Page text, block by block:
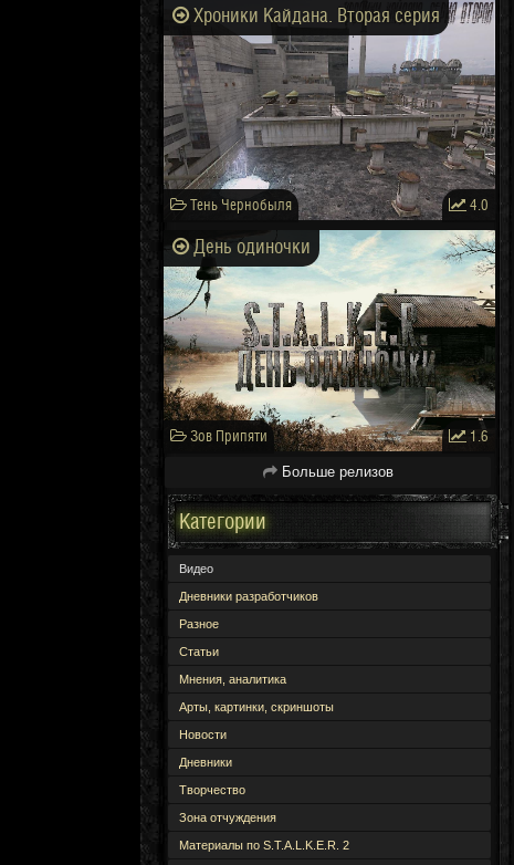
Хроники Кайдана. Вторая серия
Тень Чернобыля 4.0
День одиночки
Зов Припяти 1.6
Больше релизов
Категории
Видео
Дневники разработчиков
Разное
Статьи
Мнения, аналитика
Арты, картинки, скриншоты
Новости
Дневники
Творчество
Зона отчуждения
Материалы по S.T.A.L.K.E.R. 2